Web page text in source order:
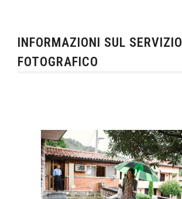
INFORMAZIONI SUL SERVIZIO
FOTOGRAFICO